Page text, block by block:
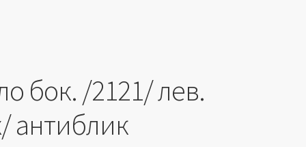
бок. /2121/ лев.
антиблик